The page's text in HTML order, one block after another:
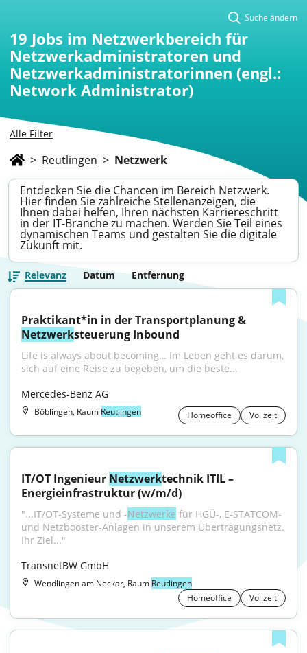
Alle Filter
Suche ändern
19 Jobs im Netzwerkbereich für
Netzwerkadministratoren und
Netzwerkadministratorinnen (engl.:
Network Administrator)
> Reutlingen > Netzwerk
Entdecken Sie die Chancen im Bereich Netzwerk.
Hier finden Sie zahlreiche Stellenanzeigen, die
Ihnen dabei helfen, Ihren nächsten Karriereschritt
in der IT-Branche zu machen. Werden Sie Teil eines
dynamischen Teams und gestalten Sie die digitale
Zukunft mit.
Relevanz Datum Entfernung
Netzwerksteuerung Inbound
Life is always about becoming… Im Leben geht es darum,
sich auf eine Reise zu begeben, um die beste...
Mercedes-Benz AG
Böblingen, Raum Reutlingen Homeoffice Vollzeit
IT/OT Ingenieur Netzwerktechnik ITIL –
Energieinfrastruktur (w/m/d)
"...IT/OT-Systeme und -Netzwerke für HGÜ-, E-STATCOM-
und Netzbooster-Anlagen in unserem Übertragungsnetz.
Ihr Ziel..."
TransnetBW GmbH
Wendlingen am Neckar, Raum Reutlingen
Homeoffice
Vollzeit